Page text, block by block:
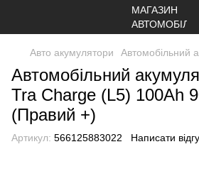
Авто акумулятори Автомобільний
Автомобільний
Tra Charge (L5) 100Ah
(Правий +)
Артикул: 566125883022 Написати